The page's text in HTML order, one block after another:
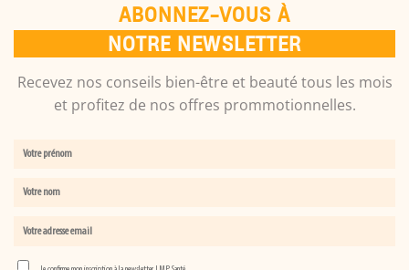
ABONNEZ-VOUS À
NOTRE NEWSLETTER
Recevez nos conseils bien-être et beauté tous les mois
et profitez de nos offres prommotionnelles.